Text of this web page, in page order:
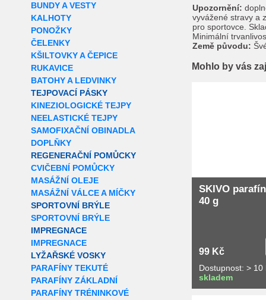
BUNDY A VESTY
KALHOTY
PONOŽKY
ČELENKY
KŠILTOVKY A ČEPICE
RUKAVICE
BATOHY A LEDVINKY
TEJPOVACÍ PÁSKY
KINEZIOLOGICKÉ TEJPY
NEELASTICKÉ TEJPY
SAMOFIXAČNÍ OBINADLA
DOPLŇKY
REGENERAČNÍ POMŮCKY
CVIČEBNÍ POMŮCKY
MASÁŽNÍ OLEJE
MASÁŽNÍ VÁLCE A MÍČKY
SPORTOVNÍ BRÝLE
SPORTOVNÍ BRÝLE
IMPREGNACE
IMPREGNACE
LYŽAŘSKÉ VOSKY
PARAFÍNY TEKUTÉ
PARAFÍNY ZÁKLADNÍ
PARAFÍNY TRÉNINKOVÉ
Upozornění:
vyvážené stravy a
pro sportovce.
Minimální
Země původu:
Mohlo by vás
SKIVO
40 g
99 Kč
Dostupnost: > 10
skladem